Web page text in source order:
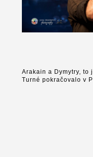
Arakain a Dymytry, to
Turné pokračovalo v